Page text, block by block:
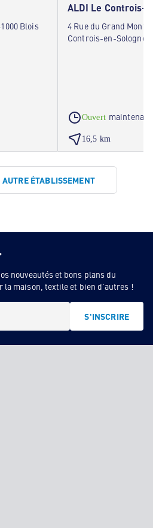
Blois
ALDI Le Controis-
4 Rue du Grand Mont
Controis-en-Sologne
Ouvert maintenant
16,5 km
ÉTABLISSEMENT
nouveautés et bons plans du
maison, textile et bien d'autres !
S'INSCRIRE